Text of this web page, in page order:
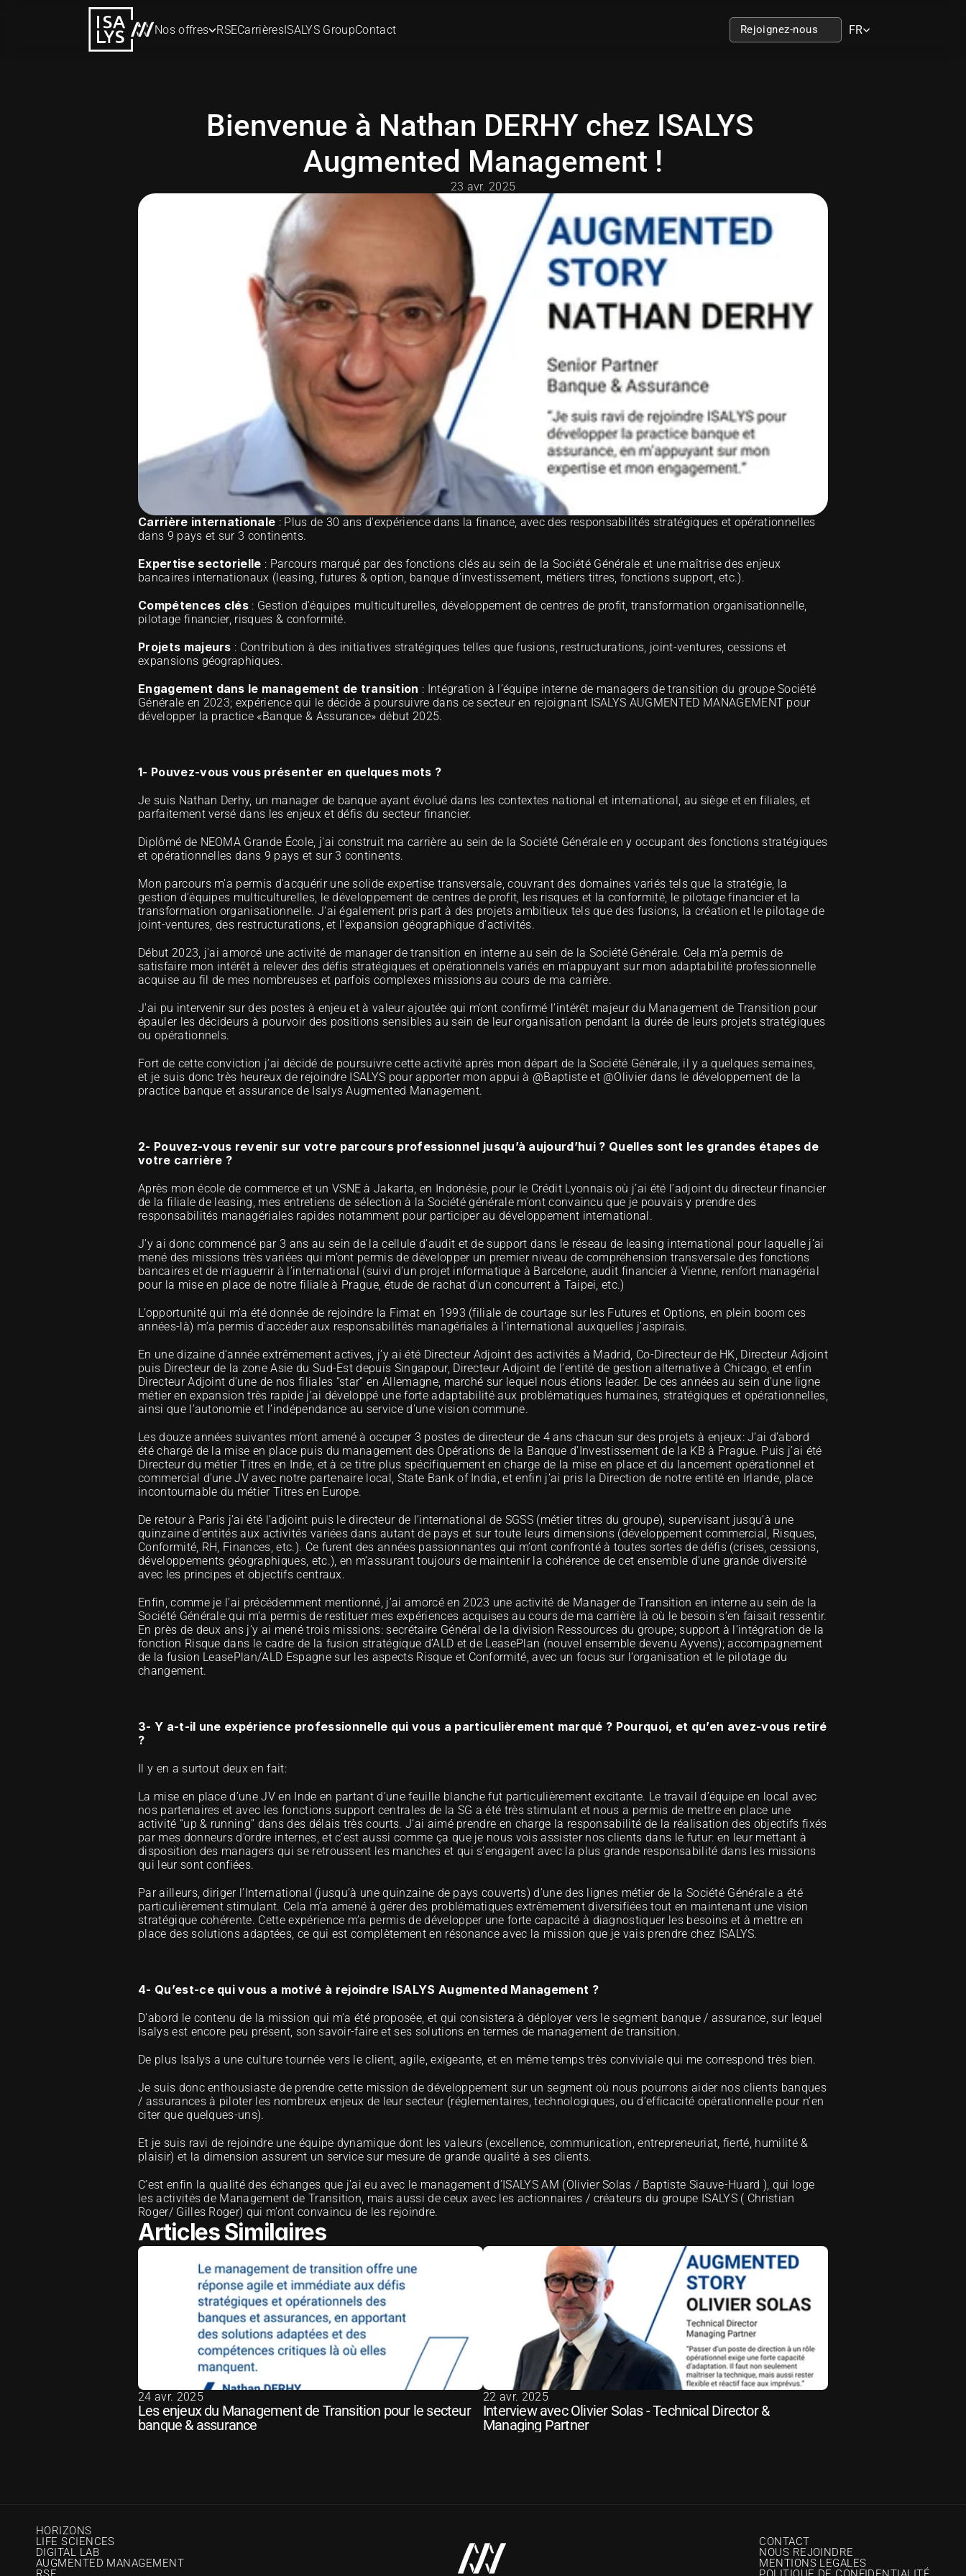
Nos offres Carrières
RSE ISALYS GroupContact Rejoignez-nous
Select Language
FR
Bienvenue à Nathan DERHY chez ISALYS
Augmented Management !
23 avr. 2025
Carrière internationale : Plus de 30 ans d'expérience dans la finance, avec des responsabilités stratégiques et opérationnelles
dans 9 pays et sur 3 continents.
Expertise sectorielle : Parcours marqué par des fonctions clés au sein de la Société Générale et une maîtrise des enjeux
bancaires internationaux (leasing, futures & option, banque d’investissement, métiers titres, fonctions support, etc.).
Compétences clés : Gestion d'équipes multiculturelles, développement de centres de profit, transformation organisationnelle,
pilotage financier, risques & conformité.
Projets majeurs : Contribution à des initiatives stratégiques telles que fusions, restructurations, joint-ventures, cessions et
expansions géographiques.
Engagement dans le management de transition : Intégration à l’équipe interne de managers de transition du groupe Société
Générale en 2023; expérience qui le décide à poursuivre dans ce secteur en rejoignant ISALYS AUGMENTED MANAGEMENT pour
développer la practice «Banque & Assurance» début 2025.
1- Pouvez-vous vous présenter en quelques mots ?
Je suis Nathan Derhy, un manager de banque ayant évolué dans les contextes national et international, au siège et en filiales, et
parfaitement versé dans les enjeux et défis du secteur financier.
Diplômé de NEOMA Grande École, j'ai construit ma carrière au sein de la Société Générale en y occupant des fonctions stratégiques
et opérationnelles dans 9 pays et sur 3 continents.
Mon parcours m'a permis d'acquérir une solide expertise transversale, couvrant des domaines variés tels que la stratégie, la
gestion d'équipes multiculturelles, le développement de centres de profit, les risques et la conformité, le pilotage financier et la
transformation organisationnelle. J'ai également pris part à des projets ambitieux tels que des fusions, la création et le pilotage de
joint-ventures, des restructurations, et l'expansion géographique d’activités.
Début 2023, j'ai amorcé une activité de manager de transition en interne au sein de la Société Générale. Cela m’a permis de
satisfaire mon intérêt à relever des défis stratégiques et opérationnels variés en m’appuyant sur mon adaptabilité professionnelle
acquise au fil de mes nombreuses et parfois complexes missions au cours de ma carrière.
J'ai pu intervenir sur des postes à enjeu et à valeur ajoutée qui m’ont confirmé l’intérêt majeur du Management de Transition pour
épauler les décideurs à pourvoir des positions sensibles au sein de leur organisation pendant la durée de leurs projets stratégiques
ou opérationnels.
Fort de cette conviction j’ai décidé de poursuivre cette activité après mon départ de la Société Générale, il y a quelques semaines,
et je suis donc très heureux de rejoindre ISALYS pour apporter mon appui à @Baptiste et @Olivier dans le développement de la
practice banque et assurance de Isalys Augmented Management.
2- Pouvez-vous revenir sur votre parcours professionnel jusqu’à aujourd’hui ? Quelles sont les grandes étapes de
votre carrière ?
Après mon école de commerce et un VSNE à Jakarta, en Indonésie, pour le Crédit Lyonnais où j’ai été l’adjoint du directeur financier
de la filiale de leasing, mes entretiens de sélection à la Société générale m’ont convaincu que je pouvais y prendre des
responsabilités managériales rapides notamment pour participer au développement international.
J’y ai donc commencé par 3 ans au sein de la cellule d’audit et de support dans le réseau de leasing international pour laquelle j’ai
mené des missions très variées qui m’ont permis de développer un premier niveau de compréhension transversale des fonctions
bancaires et de m’aguerrir à l’international (suivi d’un projet informatique à Barcelone, audit financier à Vienne, renfort managérial
pour la mise en place de notre filiale à Prague, étude de rachat d’un concurrent à Taipei, etc.)
L’opportunité qui m’a été donnée de rejoindre la Fimat en 1993 (filiale de courtage sur les Futures et Options, en plein boom ces
années-là) m’a permis d'accéder aux responsabilités managériales à l’international auxquelles j’aspirais.
En une dizaine d’année extrêmement actives, j’y ai été Directeur Adjoint des activités à Madrid, Co-Directeur de HK, Directeur Adjoint
puis Directeur de la zone Asie du Sud-Est depuis Singapour, Directeur Adjoint de l’entité de gestion alternative à Chicago, et enfin
Directeur Adjoint d’une de nos filiales “star” en Allemagne, marché sur lequel nous étions leader. De ces années au sein d’une ligne
métier en expansion très rapide j’ai développé une forte adaptabilité aux problématiques humaines, stratégiques et opérationnelles,
ainsi que l’autonomie et l’indépendance au service d’une vision commune.
Les douze années suivantes m’ont amené à occuper 3 postes de directeur de 4 ans chacun sur des projets à enjeux: J’ai d’abord
été chargé de la mise en place puis du management des Opérations de la Banque d’Investissement de la KB à Prague. Puis j’ai été
Directeur du métier Titres en Inde, et à ce titre plus spécifiquement en charge de la mise en place et du lancement opérationnel et
commercial d’une JV avec notre partenaire local, State Bank of India, et enfin j’ai pris la Direction de notre entité en Irlande, place
incontournable du métier Titres en Europe.
De retour à Paris j’ai été l’adjoint puis le directeur de l’international de SGSS (métier titres du groupe), supervisant jusqu’à une
quinzaine d’entités aux activités variées dans autant de pays et sur toute leurs dimensions (développement commercial, Risques,
Conformité, RH, Finances, etc.). Ce furent des années passionnantes qui m’ont confronté à toutes sortes de défis (crises, cessions,
développements géographiques, etc.), en m’assurant toujours de maintenir la cohérence de cet ensemble d’une grande diversité
avec les principes et objectifs centraux.
Enfin, comme je l’ai précédemment mentionné, j’ai amorcé en 2023 une activité de Manager de Transition en interne au sein de la
Société Générale qui m’a permis de restituer mes expériences acquises au cours de ma carrière là où le besoin s’en faisait ressentir.
En près de deux ans j’y ai mené trois missions: secrétaire Général de la division Ressources du groupe; support à l’intégration de la
fonction Risque dans le cadre de la fusion stratégique d’ALD et de LeasePlan (nouvel ensemble devenu Ayvens); accompagnement
de la fusion LeasePlan/ALD Espagne sur les aspects Risque et Conformité, avec un focus sur l’organisation et le pilotage du
changement.
3- Y a-t-il une expérience professionnelle qui vous a particulièrement marqué ? Pourquoi, et qu’en avez-vous retiré
?
Il y en a surtout deux en fait:
La mise en place d’une JV en Inde en partant d’une feuille blanche fut particulièrement excitante. Le travail d’équipe en local avec
nos partenaires et avec les fonctions support centrales de la SG a été très stimulant et nous a permis de mettre en place une
activité “up & running” dans des délais très courts. J’ai aimé prendre en charge la responsabilité de la réalisation des objectifs fixés
par mes donneurs d’ordre internes, et c’est aussi comme ça que je nous vois assister nos clients dans le futur: en leur mettant à
disposition des managers qui se retroussent les manches et qui s’engagent avec la plus grande responsabilité dans les missions
qui leur sont confiées.
Par ailleurs, diriger l’International (jusqu’à une quinzaine de pays couverts) d’une des lignes métier de la Société Générale a été
particulièrement stimulant. Cela m’a amené à gérer des problématiques extrêmement diversifiées tout en maintenant une vision
stratégique cohérente. Cette expérience m’a permis de développer une forte capacité à diagnostiquer les besoins et à mettre en
place des solutions adaptées, ce qui est complètement en résonance avec la mission que je vais prendre chez ISALYS.
4- Qu’est-ce qui vous a motivé à rejoindre ISALYS Augmented Management ?
D’abord le contenu de la mission qui m’a été proposée, et qui consistera à déployer vers le segment banque / assurance, sur lequel
Isalys est encore peu présent, son savoir-faire et ses solutions en termes de management de transition.
De plus Isalys a une culture tournée vers le client, agile, exigeante, et en même temps très conviviale qui me correspond très bien.
Je suis donc enthousiaste de prendre cette mission de développement sur un segment où nous pourrons aider nos clients banques
/ assurances à piloter les nombreux enjeux de leur secteur (réglementaires, technologiques, ou d’efficacité opérationnelle pour n’en
citer que quelques-uns).
Et je suis ravi de rejoindre une équipe dynamique dont les valeurs (excellence, communication, entrepreneuriat, fierté, humilité &
plaisir) et la dimension assurent un service sur mesure de grande qualité à ses clients.
C’est enfin la qualité des échanges que j’ai eu avec le management d’ISALYS AM (Olivier Solas / Baptiste Siauve-Huard ), qui loge
les activités de Management de Transition, mais aussi de ceux avec les actionnaires / créateurs du groupe ISALYS ( Christian
Roger/ Gilles Roger) qui m’ont convaincu de les rejoindre.
Articles Similaires
24 avr. 2025
Les enjeux du Management de Transition pour le secteur
banque & assurance
22 avr. 2025
Interview avec Olivier Solas - Technical Director &
Managing Partner
HORIZONS
LIFE SCIENCES
DIGITAL LAB
AUGMENTED MANAGEMENT
CONTACT
NOUS REJOINDRE
MENTIONS LEGALES